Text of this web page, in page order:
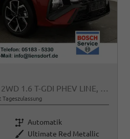
Tageszulassung
Getriebe Automatik
Außenfarbe Ultimate Red Metallic